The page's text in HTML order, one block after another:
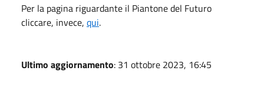
Per la pagina riguardante il Piantone del Futuro
cliccare, invece, qui.
Ultimo aggiornamento: 31 ottobre 2023, 16:45